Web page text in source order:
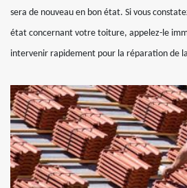
sera de nouveau en bon état. Si vous
état concernant votre toiture, appelez-le
intervenir rapidement pour la réparation de